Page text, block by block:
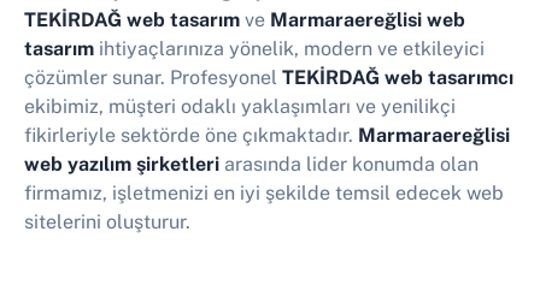
TEKİRDAĞ web tasarım ve Marmaraereğlisi web
tasarım ihtiyaçlarınıza yönelik, modern ve etkileyici
çözümler sunar. Profesyonel TEKİRDAĞ web tasarımcı
ekibimiz, müşteri odaklı yaklaşımları ve yenilikçi
fikirleriyle sektörde öne çıkmaktadır. Marmaraereğlisi
web yazılım şirketleri arasında lider konumda olan
firmamız, işletmenizi en iyi şekilde temsil edecek web
sitelerini oluşturur.